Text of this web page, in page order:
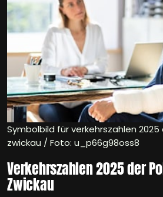
Symbolbild für verkehrszahlen
zwickau / Foto: u_p66g98oss8
Verkehrszahlen 2025 der
Zwickau